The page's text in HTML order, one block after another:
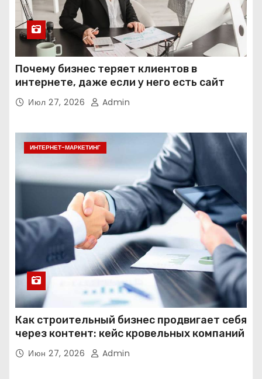
Почему бизнес теряет клиентов в
интернете, даже если у него есть сайт
Июл 27, 2026 Admin
ИНТЕРНЕТ-МАРКЕТИНГ
Как строительный бизнес продвигает себя
через контент: кейс кровельных компаний
Июн 27, 2026 Admin